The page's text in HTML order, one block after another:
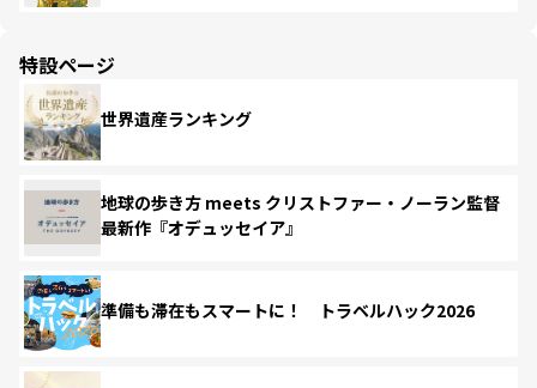
特設ページ
世界遺産ランキング
地球の歩き方 meets クリストファー・ノーラン監督
最新作『オデュッセイア』
準備も滞在もスマートに！ トラベルハック2026